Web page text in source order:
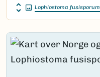
Lophiostoma fusisporum